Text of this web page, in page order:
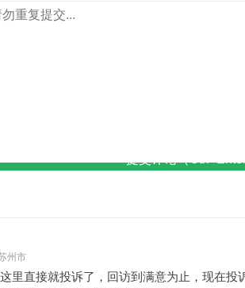
州市
里直接就投诉了，回访到满意为止，现在